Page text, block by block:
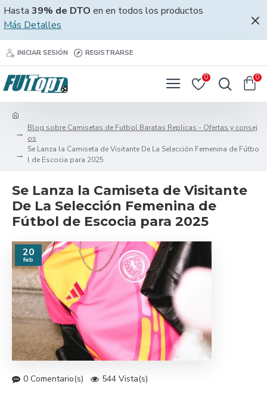
Hasta 39% de DTO en en todos los productos
Más Detalles
INICIAR SESIÓN REGISTRARSE
0 0
Blog sobre Camisetas de Futbol Baratas Replicas - Ofertas y consej
os
Se Lanza la Camiseta de Visitante De La Selección Femenina de Fútbo
l de Escocia para 2025
Se Lanza la Camiseta de Visitante
De La Selección Femenina de
Fútbol de Escocia para 2025
20
feb
0 Comentario(s) 544 Vista(s)